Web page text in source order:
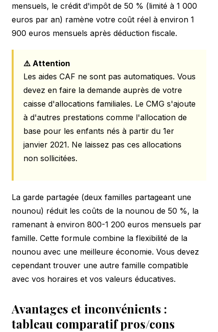
mensuels, le crédit d'impôt de 50 % (limité à 1 000
euros par an) ramène votre coût réel à environ 1
900 euros mensuels après déduction fiscale.
⚠️ Attention
Les aides CAF ne sont pas automatiques. Vous
devez en faire la demande auprès de votre
caisse d'allocations familiales. Le CMG s'ajoute
à d'autres prestations comme l'allocation de
base pour les enfants nés à partir du 1er
janvier 2021. Ne laissez pas ces allocations
non sollicitées.
La garde partagée (deux familles partageant une
nounou) réduit les coûts de la nounou de 50 %, la
ramenant à environ 800-1 200 euros mensuels par
famille. Cette formule combine la flexibilité de la
nounou avec une meilleure économie. Vous devez
cependant trouver une autre famille compatible
avec vos horaires et vos valeurs éducatives.
Avantages et inconvénients :
tableau comparatif pros/cons